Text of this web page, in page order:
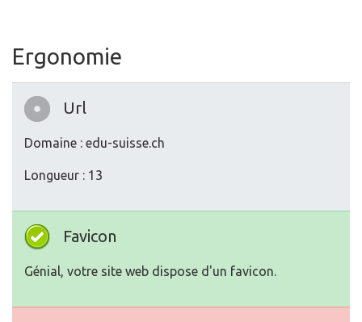
Ergonomie
Url
Domaine : edu-suisse.ch
Longueur : 13
Favicon
Génial, votre site web dispose d'un favicon.